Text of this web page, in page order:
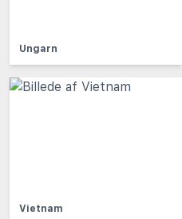
Ungarn
Vietnam